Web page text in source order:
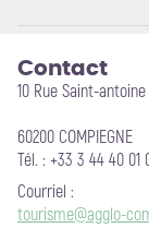
Contact
10 Rue Saint-antoine
60200 COMPIEGNE
Tél. : +33 3 44 40 01
Courriel :
tourisme@agglo-